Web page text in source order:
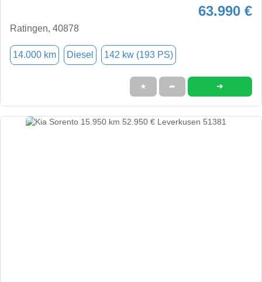
63.990 €
Ratingen, 40878
14.000 km Diesel 142 kw (193 PS)
★ ➦ ➜